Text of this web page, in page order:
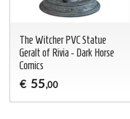
The Witcher PVC Statue
Geralt of Rivia - Dark Horse
Comics
€ 55,00